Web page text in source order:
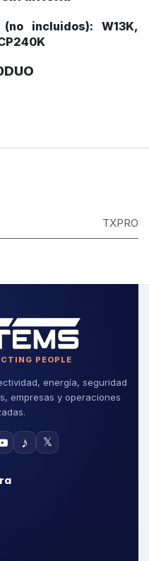
incluidos): W13K,
TXPRO
PEOPLE
energía, seguridad
empresas y operaciones
♪ 𝕏